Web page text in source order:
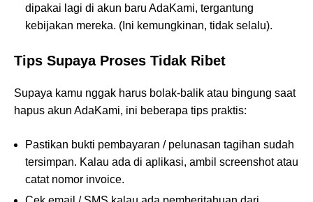
dipakai lagi di akun baru AdaKami, tergantung
kebijakan mereka. (Ini kemungkinan, tidak selalu).
Tips Supaya Proses Tidak Ribet
Supaya kamu nggak harus bolak-balik atau bingung saat
hapus akun AdaKami, ini beberapa tips praktis:
Pastikan bukti pembayaran / pelunasan tagihan sudah
tersimpan. Kalau ada di aplikasi, ambil screenshot atau
catat nomor invoice.